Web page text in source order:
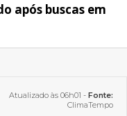
após buscas em
Atualizado às 06h01 - Fonte:
ClimaTempo